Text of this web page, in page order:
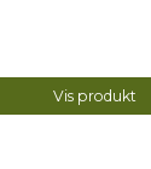
Vis produkt